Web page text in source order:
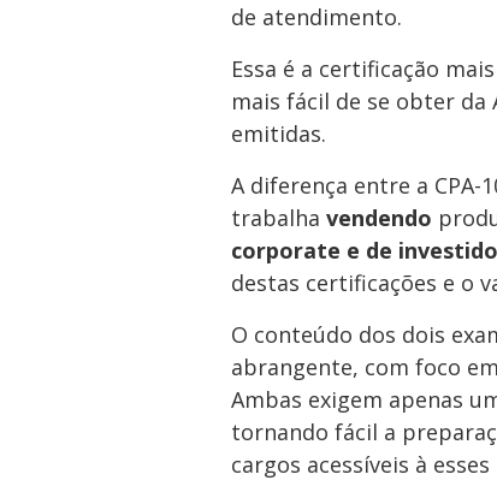
de atendimento.
Essa é a certificação
mais fácil de se obter da
emitidas.
A diferença entre a CPA-
trabalha vendendo
corporate e de
destas certificações e o
O conteúdo dos dois
abrangente, com foco
Ambas exigem apenas
tornando fácil a
cargos acessíveis à